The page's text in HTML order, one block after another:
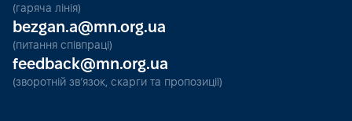
(гаряча лінія)
bezgan.a@mn.org.ua
(питання співпраці)
feedback@mn.org.ua
(зворотній зв’язок, скарги та пропозиції)